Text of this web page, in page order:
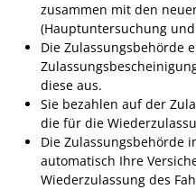
zusammen mit den
(Hauptuntersuchung
Die Zulassungsbehörde
diese aus.
Sie bezahlen auf der
die für die
Die Zulassungsbehörde
automatisch Ihre
Wiederzulassung des